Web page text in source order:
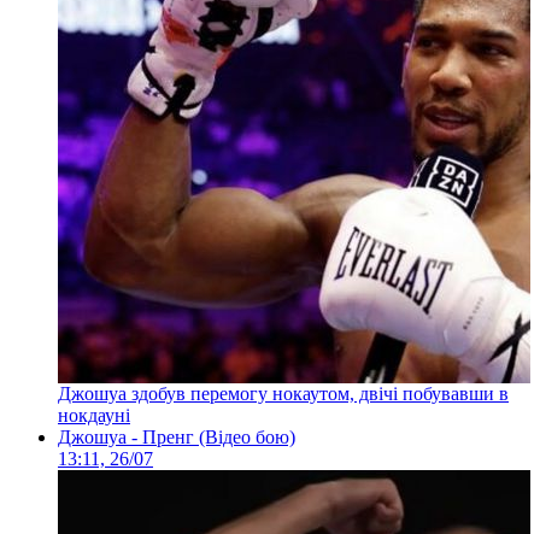
Джошуа здобув перемогу нокаутом, двічі побувавши в
нокдауні
Джошуа - Пренг (Відео бою)
13:11, 26/07